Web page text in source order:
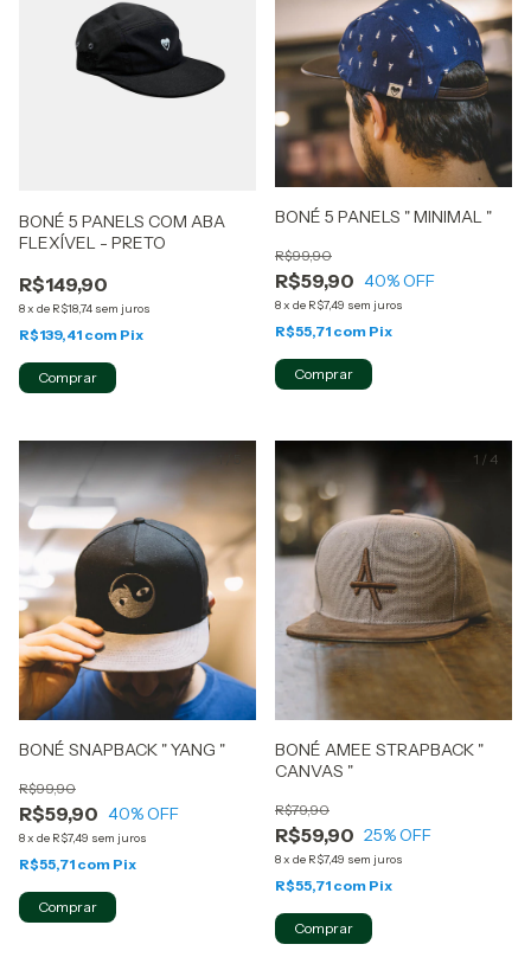
BONÉ 5 PANELS COM ABA
FLEXÍVEL - PRETO
R$149,90
8x de R$18,74 sem juros
R$139,41 com Pix
Comprar
BONÉ 5 PANELS " MINIMAL "
R$59,90
R$99,90
40% OFF
8x de R$7,49 sem juros
R$55,71 com Pix
Comprar
BONÉ SNAPBACK " YANG "
R$59,90
R$99,90
40% OFF
8x de R$7,49 sem juros
R$55,71 com Pix
Comprar
1 / 4
BONÉ AMEE STRAPBACK "
CANVAS "
R$59,90
R$79,90
25% OFF
8x de R$7,49 sem juros
R$55,71 com Pix
Comprar